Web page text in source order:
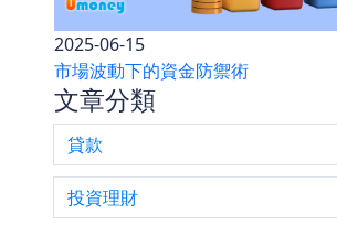
2025-06-15
市場波動下的資金防禦術
文章分類
貸款
投資理財